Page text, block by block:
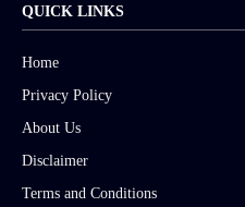
QUICK LINKS
Home
Privacy Policy
About Us
Disclaimer
Terms and Conditions